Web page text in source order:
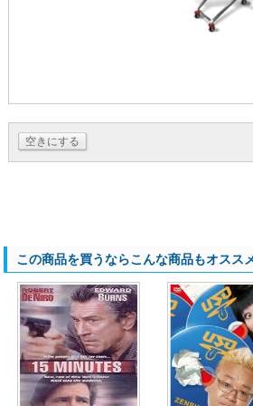
空きにする
この商品を買うならこんな商品もオスス